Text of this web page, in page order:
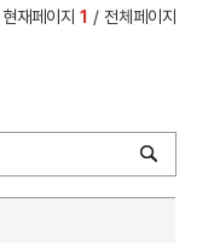
현재페이지 1 / 전체페이지